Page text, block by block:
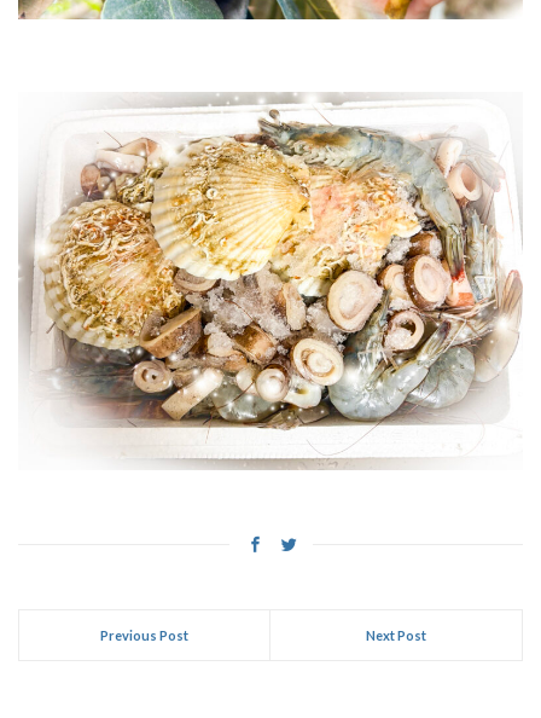
Previous Post Next Post